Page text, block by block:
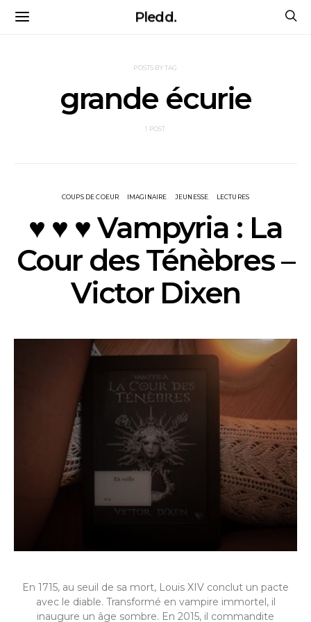
Pledd.
POSTS BY TAG
grande écurie
1 POST
COUPS DE COEUR IMAGINAIRE JEUNESSE LECTURES
♥ ♥ ♥ Vampyria : La
Cour des Ténèbres –
Victor Dixen
En 1715, au seuil de sa mort, Louis XIV conclut un pacte
avec le diable. Transformé en vampire immortel, il
inaugure un âge sombre. En 2015, il commandite